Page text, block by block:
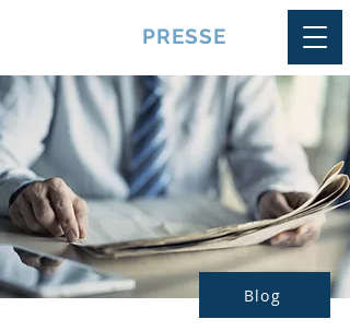
PRESSE
Blog